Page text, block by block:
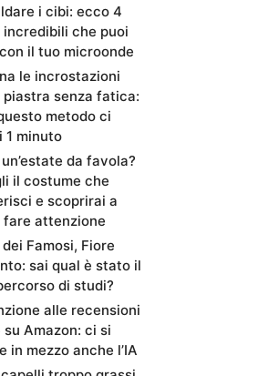
i cibi: ecco 4
incredibili che puoi
il tuo microonde
le incrostazioni
piastra senza fatica:
metodo ci
1 minuto
da favola?
il costume che
e scoprirai a
fare attenzione
Famosi, Fiore
sai qual è stato il
di studi?
alle recensioni
Amazon: ci si
in mezzo anche l’IA